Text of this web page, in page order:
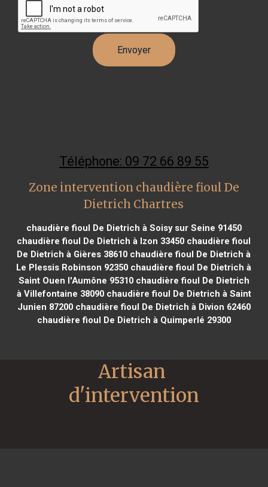
Téléphone: 09 72 66 89 55
Zone intervention chaudière fioul De
Dietrich Chartres
chaudière fioul De Dietrich à Soisy sur Seine 91450
chaudière fioul De Dietrich à Izon 33450 chaudière fioul
De Dietrich à Gières 38610 chaudière fioul De Dietrich à
Le Plessis Robinson 92350 chaudière fioul De Dietrich à
Saint Ouen l'Aumône 95310chaudière fioul De Dietrich
à Villefontaine 38090chaudière fioul De Dietrich à Saint
Junien 87200chaudière fioul De Dietrich à Divion 62460
chaudière fioul De Dietrich à Quimperlé 29300
Artisan
d'intervention